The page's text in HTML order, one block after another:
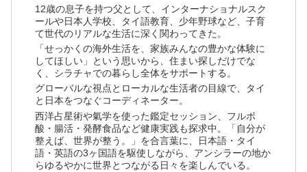
12歳の息子を持つ父として、インターナショナルスク
ールや日本人学校、タイ語教育、少年野球など、子育
て世代のリアルな生活に深く関わってきた。
「せっかくの海外生活を、家族みんなの豊かな体験に
してほしい」という思いから、住まい探しだけでな
く、シラチャでの暮らし全体をサポートする。
グローバルな視点とローカルな生活者の目線で、タイ
と日本をつなぐコーディネーター。
西洋占星術や氣学を使った鑑定セッション、フルボ
酸・腸活・発酵食品など健康実践も探求中。「自分が
整えば、世界が整う。」を合言葉に、日本語・タイ
語・英語の3ヶ国語を駆使しながら、アンシラーの地か
らゆるやかに世界とつながる日々を楽しんでいる。